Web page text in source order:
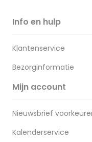
Info en hulp
Klantenservice
Bezorginformatie
Mijn account
Nieuwsbrief
Kalenderservice